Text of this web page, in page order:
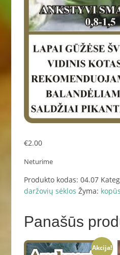
€2.00
Neturime
Produkto kodas: 04.07
daržovių sėklos Žyma:
Panašūs
Akcija!